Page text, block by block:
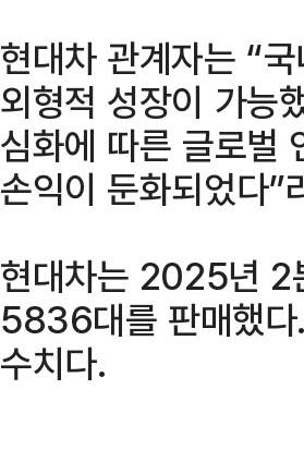
현대차 관계자는 “
외형적 성장이 가능
심화에 따른 글로벌
손익이 둔화되었다”
현대차는 2025년
5836대를 판매했
수치다.